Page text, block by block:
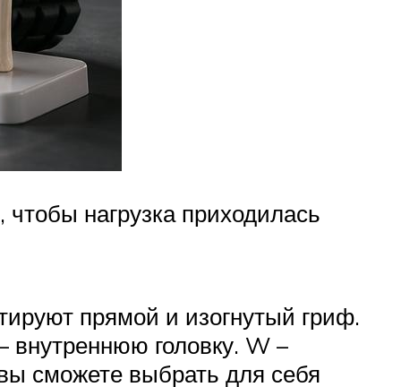
нагрузка приходилась
прямой и изогнутый гриф.
внутреннюю головку. W –
сможете выбрать для себя